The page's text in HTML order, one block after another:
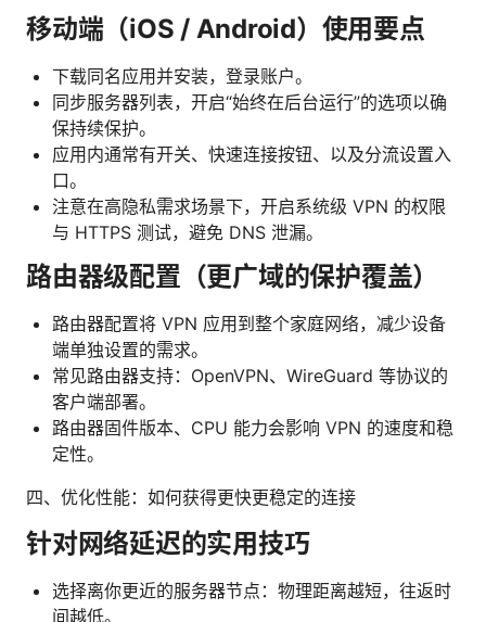
移动端（iOS / Android）使用要点
下载同名应用并安装，登录账户。
同步服务器列表，开启“始终在后台运行”的选项以确
保持续保护。
应用内通常有开关、快速连接按钮、以及分流设置入
口。
注意在高隐私需求场景下，开启系统级 VPN 的权限
与 HTTPS 测试，避免 DNS 泄漏。
路由器级配置（更广域的保护覆盖）
路由器配置将 VPN 应用到整个家庭网络，减少设备
端单独设置的需求。
常见路由器支持：OpenVPN、WireGuard 等协议的
客户端部署。
路由器固件版本、CPU 能力会影响 VPN 的速度和稳
定性。
四、优化性能：如何获得更快更稳定的连接
针对网络延迟的实用技巧
选择离你更近的服务器节点：物理距离越短，往返时
间越低。